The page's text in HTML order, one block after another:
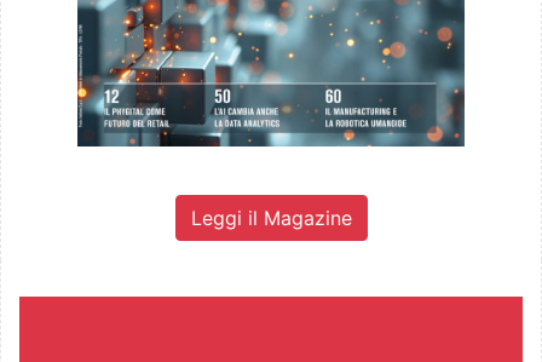
Leggi il Magazine